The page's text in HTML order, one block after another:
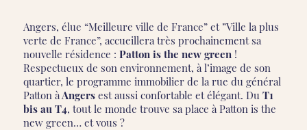
Angers, élue “Meilleure ville de France” et ”Ville la plus
verte de France”, accueillera très prochainement sa
nouvelle résidence : Patton is the new green!
Respectueux de son environnement, à l’image de son
quartier, le programme immobilier de la rue du général
Patton àAngersest aussi confortable et élégant. Du T1
bis au T4, tout le monde trouve sa place à Patton is the
new green… et vous ?